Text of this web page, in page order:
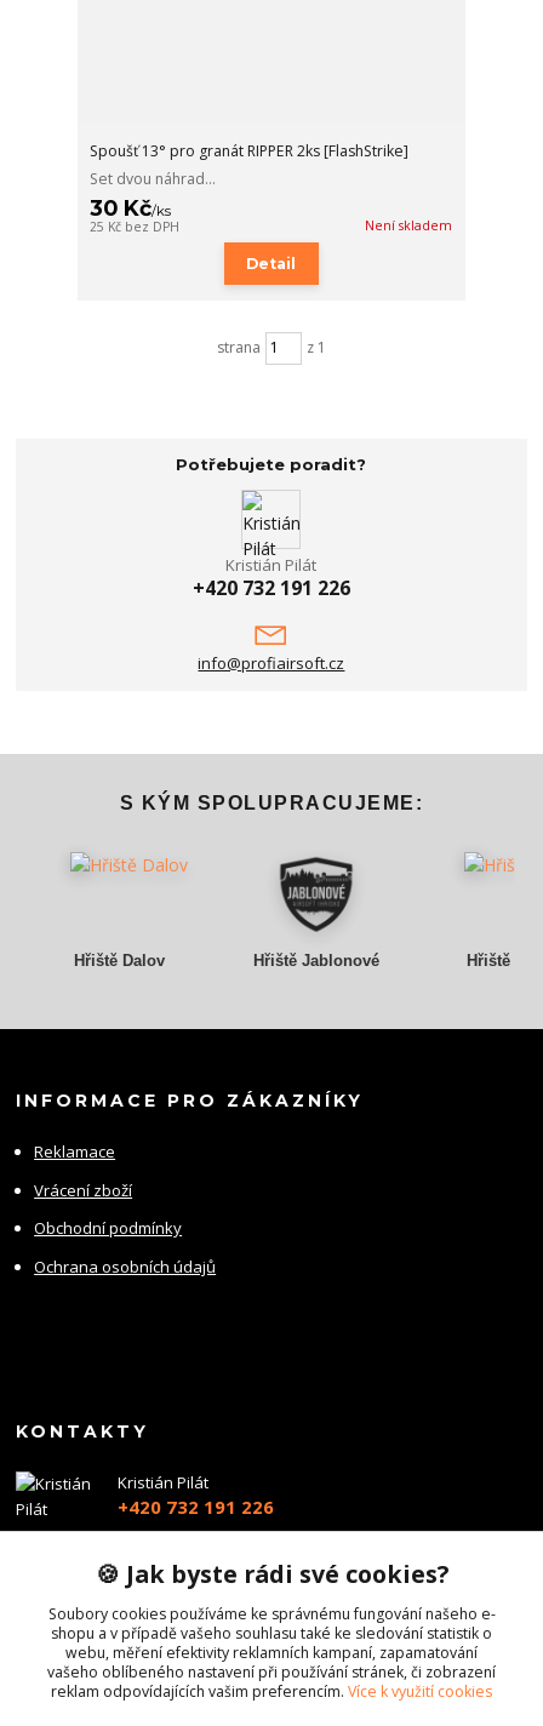
Spoušť 13° pro granát RIPPER 2ks [FlashStrike]
Set dvou náhrad...
30 Kč/ks
25 Kč bez DPH Není skladem
Detail
strana z 1
Potřebujete poradit?
Kristián Pilát
+420 732 191 226
info@profiairsoft.cz
S KÝM SPOLUPRACUJEME:
Hřiště Dalov Hřiště Jablonové Hřiště
INFORMACE PRO ZÁKAZNÍKY
Reklamace
Vrácení zboží
Obchodní podmínky
Ochrana osobních údajů
KONTAKTY
Kristián Pilát
+420 732 191 226
info@profiairsoft.cz
🍪 Jak byste rádi své cookies?
Soubory cookies používáme ke správnému fungování našeho e-
shopu a v případě vašeho souhlasu také ke sledování statistik o
webu, měření efektivity reklamních kampaní, zapamatování
vašeho oblíbeného nastavení při používání stránek, či zobrazení
reklam odpovídajících vašim preferencím. Více k využití cookies